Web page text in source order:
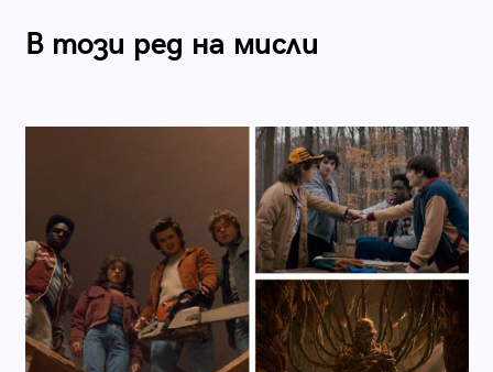
В този ред на мисли